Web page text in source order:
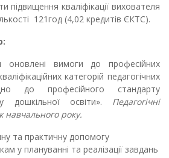
підвищення кваліфікації вихователя
121год (4,02 кредитів ЄКТС).
вимоги до професійних
категорій педагогічних
до професійного стандарту
дошкільної освіти». Педагогічні
року.
та практичну допомогу
у плануванні та реалізації завдань